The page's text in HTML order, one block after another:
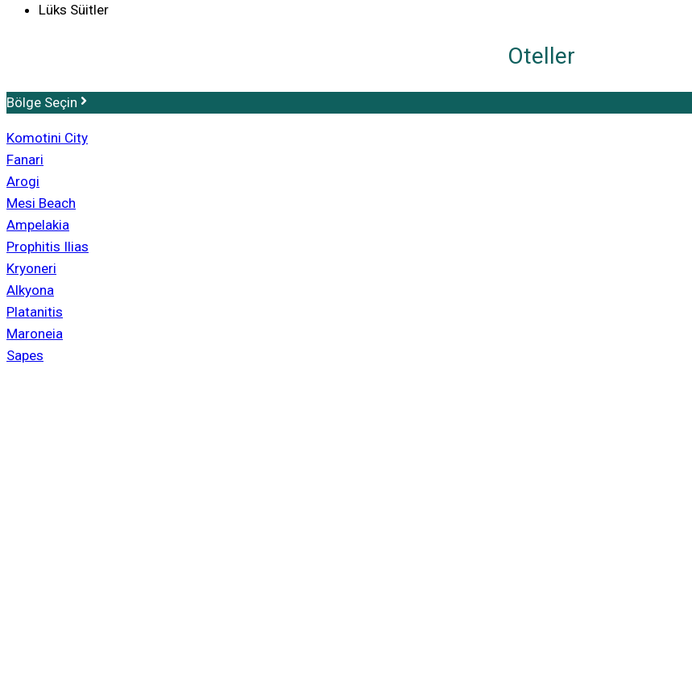
Lüks Süitler
Oteller
Bölge Seçin
Komotini City
Fanari
Arogi
Mesi Beach
Ampelakia
Prophitis Ilias
Kryoneri
Alkyona
Platanitis
Maroneia
Sapes